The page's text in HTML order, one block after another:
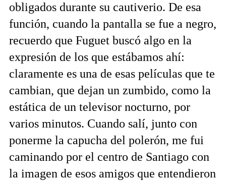
obligados durante su cautiverio. De esa
función, cuando la pantalla se fue a negro,
recuerdo que Fuguet buscó algo en la
expresión de los que estábamos ahí:
claramente es una de esas películas que te
cambian, que dejan un zumbido, como la
estática de un televisor nocturno, por
varios minutos. Cuando salí, junto con
ponerme la capucha del polerón, me fui
caminando por el centro de Santiago con
la imagen de esos amigos que entendieron